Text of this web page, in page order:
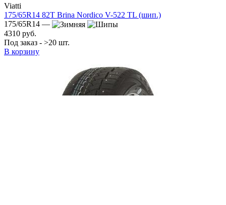
Viatti
175/65R14 82T Brina Nordico V-522 TL (шип.)
175/65R14 —
4310 руб.
Под заказ - >20 шт.
В корзину